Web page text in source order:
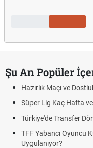
Şu An Popüler
Hazırlık Maçı ve
Süper Lig Kaç Hafta
Türkiye'de Transfer
TFF Yabancı Oyuncu
Uygulanıyor?